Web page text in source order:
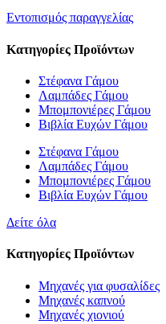
Εντοπισμός παραγγελίας
Κατηγορίες Προϊόντων
Στέφανα Γάμου
Λαμπάδες Γάμου
Μπομπονιέρες Γάμου
Βιβλία Ευχών Γάμου
Στέφανα Γάμου
Λαμπάδες Γάμου
Μπομπονιέρες Γάμου
Βιβλία Ευχών Γάμου
Δείτε όλα
Κατηγορίες Προϊόντων
Μηχανές για φυσαλίδες
Μηχανές καπνού
Μηχανές χιονιού